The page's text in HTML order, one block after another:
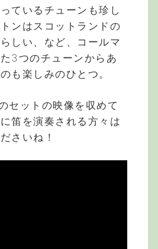
ているチューンも珍し
ンはスコットランドの
しい、など、コールマ
3つのチューンからあ
も楽しみのひとつ。
セットの映像を収めて
笛を演奏される方々は
さいね！